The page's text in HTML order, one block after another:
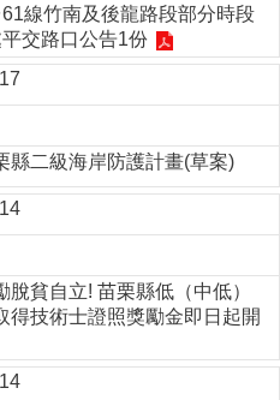
線竹南及後龍路段部分時段
交路口公告1份
縣二級海岸防護計畫(草案)
脫貧自立! 苗栗縣低（中低）
得技術士證照獎勵金即日起開